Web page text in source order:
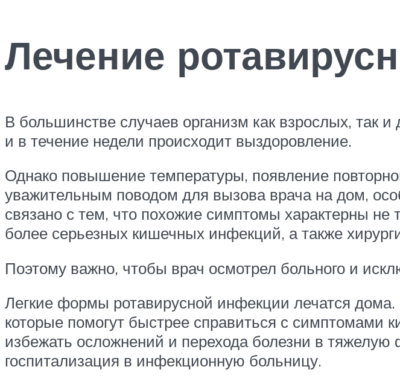
Лечение
В большинстве случаев организм как взрослых, так
и в течение недели происходит выздоровление.
Однако повышение температуры, появление
уважительным поводом для вызова врача на дом,
связано с тем, что похожие симптомы характерны не
более серьезных кишечных инфекций, а также
Поэтому важно, чтобы врач осмотрел больного и
Легкие формы ротавирусной инфекции лечатся
которые помогут быстрее справиться с симптомами
избежать осложнений и перехода болезни в
госпитализация в инфекционную больницу.